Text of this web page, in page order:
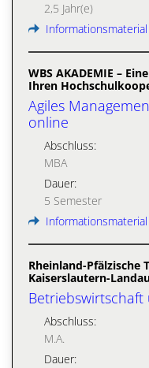
2,5 Jahr(e)
WBS AKADEMIE –
Ihren
Agiles
online
Abschluss:
MBA
Dauer:
5 Semester
Rheinland-Pfälzische
Kaiserslautern-
Betriebswirtschaft
Abschluss:
M.A.
Dauer: